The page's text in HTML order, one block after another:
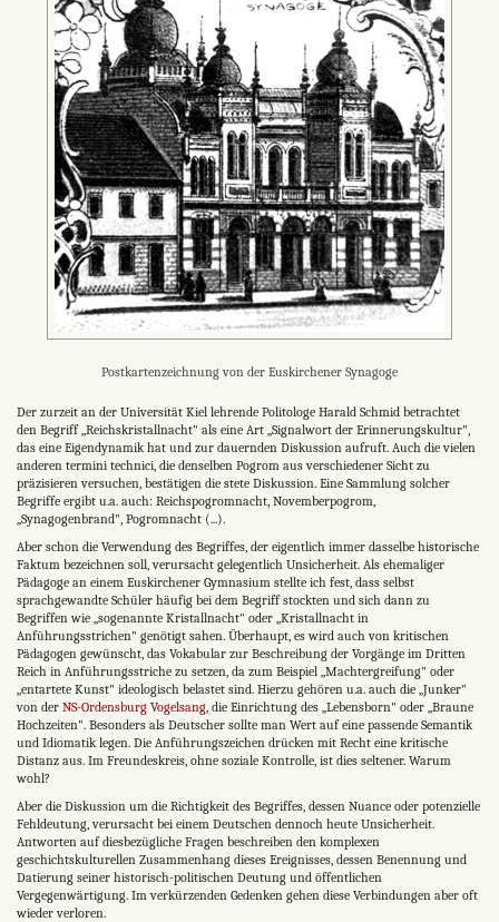
Postkartenzeichnung von der Euskirchener Synagoge
Der zurzeit an der Universität Kiel lehrende Politologe Ha­rald Schmid betrachtet
den Begriff „Reichskristallnacht" als eine Art „Signalwort der Erinnerungskultur",
das eine Eigen­dynamik hat und zur dauernden Diskussion aufruft. Auch die vielen
anderen termini technici, die denselben Pogrom aus verschiedener Sicht zu
präzisieren versuchen, bestätigen die stete Diskussion. Eine Sammlung solcher
Begriffe ergibt u.a. auch: Reichspogromnacht, Novemberpogrom,
„Synagogenbrand", Pogromnacht (...).
Aber schon die Verwendung des Begriffes, der eigentlich immer dasselbe historische
Faktum bezeichnen soll, verursacht gelegentlich Unsicherheit. Als ehemaliger
Pädagoge an einem Euskirchener Gymnasium stellte ich fest, dass selbst
sprachgewandte Schüler häufig bei dem Begriff stockten und sich dann zu
Begriffen wie „sogenannte Kris­tallnacht" oder „Kristallnacht in
Anführungsstrichen" genötigt sahen. Überhaupt, es wird auch von kritischen
Pädagogen gewünscht, das Vokabular zur Beschreibung der Vorgänge im Dritten
Reich in Anführungsstriche zu setzen, da zum Bei­spiel „Machtergreifung" oder
„entartete Kunst" ideologisch belastet sind. Hierzu gehören u.a. auch die „Junker"
von der NS-Ordensburg Vogelsang , die Einrichtung des „Lebensborn" oder „Braune
Hochzeiten". Besonders als Deutscher sollte man Wert auf eine passende Semantik
und Idiomatik legen. Die Anführungszeichen drücken mit Recht eine kritische
Distanz aus. Im Freundeskreis, ohne soziale Kontrolle, ist dies seltener. Warum
wohl?
Aber die Diskussion um die Richtigkeit des Begriffes, des­sen Nuance oder potenzielle
Fehldeutung, verursacht bei einem Deutschen dennoch heute Unsicherheit.
Antworten auf diesbezügliche Fragen beschreiben den kom­plexen
geschichtskulturellen Zusammenhang dieses Ereignisses, dessen Benennung und
Datierung seiner historisch-poli­tischen Deutung und öffentlichen
Vergegenwärtigung. Im verkürzenden Gedenken gehen diese Verbindungen aber oft
wieder verloren.